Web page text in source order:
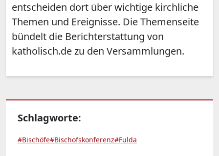
entscheiden dort über wichtige kirchliche
Themen und Ereignisse. Die Themenseite
bündelt die Berichterstattung von
katholisch.de zu den Versammlungen.
Schlagworte:
#Bischöfe#Bischofskonferenz#Fulda